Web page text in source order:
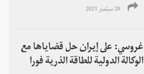
20 سبتمبر 2021
غروسي: على إيران حل قضاياها مع
الوكالة الدولية للطاقة الذرية فورا